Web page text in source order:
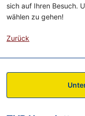
sich auf Ihren Besuch.
wählen zu gehen!
Zurück